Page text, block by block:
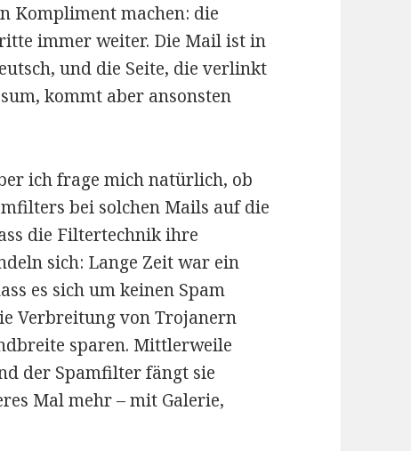
Kompliment machen: die
immer weiter. Die Mail ist in
und die Seite, die verlinkt
kommt aber ansonsten
ich frage mich natürlich, ob
bei solchen Mails auf die
die Filtertechnik ihre
sich: Lange Zeit war ein
es sich um keinen Spam
Verbreitung von Trojanern
sparen. Mittlerweile
der Spamfilter fängt sie
Mal mehr – mit Galerie,